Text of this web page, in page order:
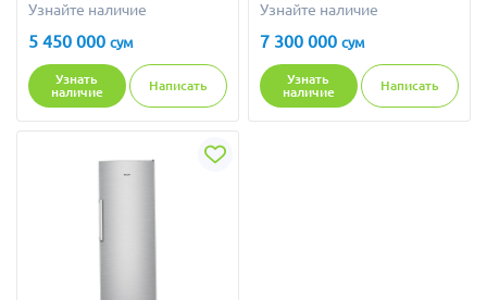
Узнайте наличие
5 450 000 сум
Узнать
наличие
Написать
Узнайте наличие
7 300 000 сум
Узнать
наличие
Написать